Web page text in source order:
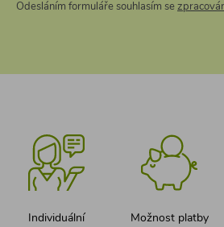
Odesláním formuláře souhlasím se
Individuální
Možnost platby